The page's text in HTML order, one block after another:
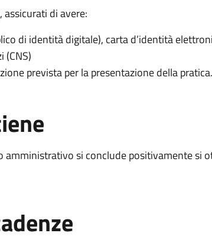
assicurati di avere:
di identità digitale), carta d’identità
(CNS)
prevista per la presentazione della pratica.
amministrativo si conclude positivamente si